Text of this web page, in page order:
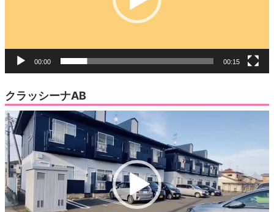
00:00 00:15
クラッシーナAB
動
画
プ
レ
ー
ヤ
ー